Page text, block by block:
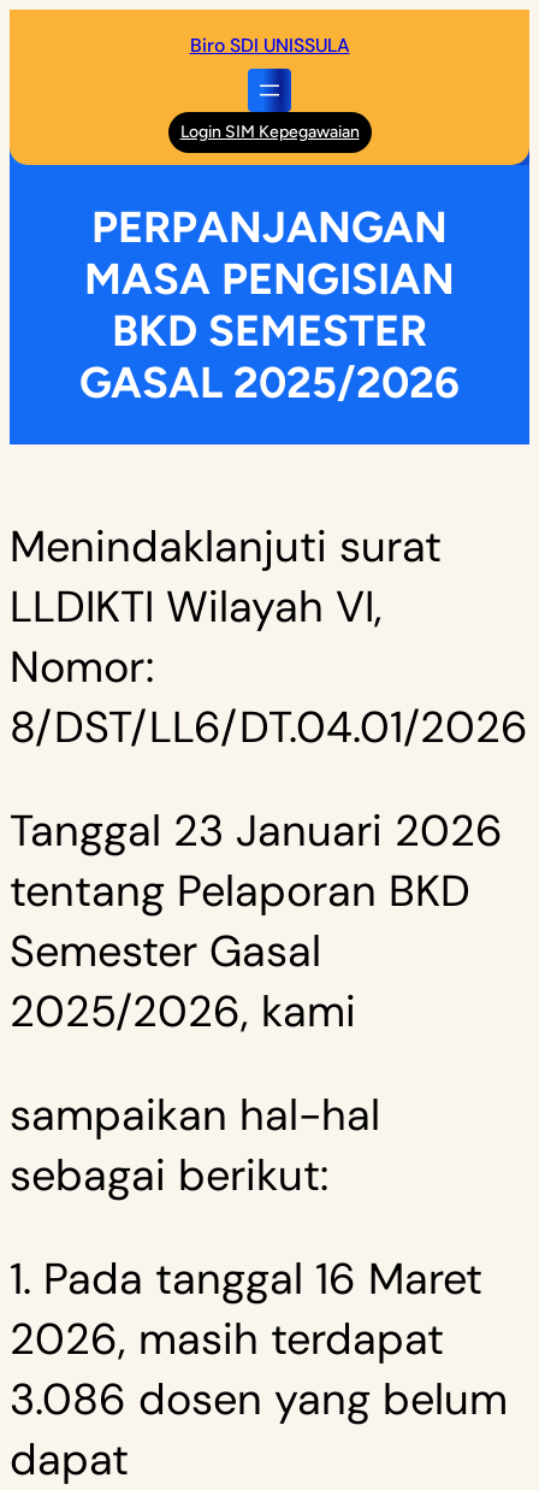
Biro SDI UNISSULA
Login SIM Kepegawaian
PERPANJANGAN
MASA PENGISIAN
BKD SEMESTER
GASAL 2025/2026
Menindaklanjuti surat
LLDIKTI Wilayah VI,
Nomor:
8/DST/LL6/DT.04.01/2026
Tanggal 23 Januari 2026
tentang Pelaporan BKD
Semester Gasal
2025/2026, kami
sampaikan hal-hal
sebagai berikut:
1. Pada tanggal 16 Maret
2026, masih terdapat
3.086 dosen yang belum
dapat